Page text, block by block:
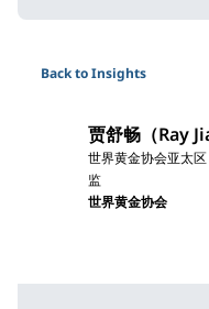
Back to Insights
贾舒畅（Ray
世界黄金协会亚太
监
世界黄金协会